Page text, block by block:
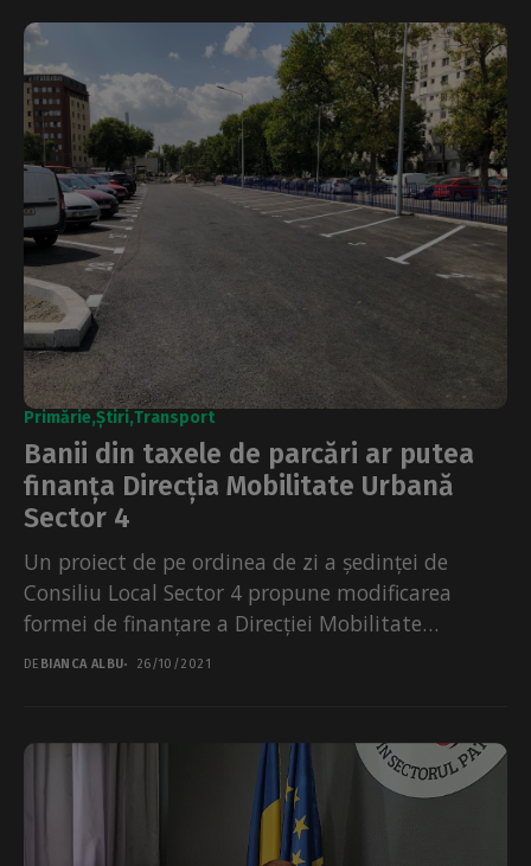
Primărie Știri Transport
Banii din taxele de parcări ar putea
finanța Direcția Mobilitate Urbană
Sector 4
Un proiect de pe ordinea de zi a ședinței de
Consiliu Local Sector 4 propune modificarea
formei de finanțare a Direcției Mobilitate
Urbană...
DE BIANCA ALBU 26/10/2021